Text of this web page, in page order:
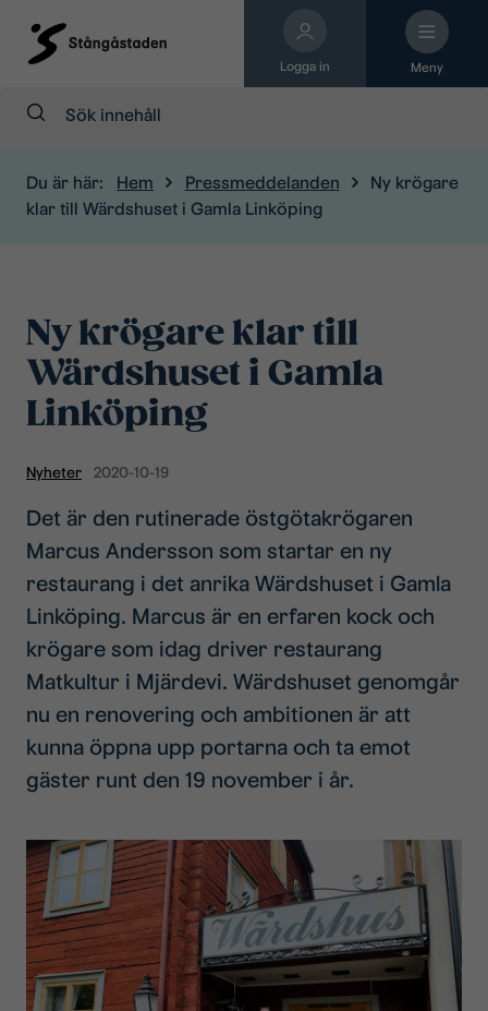
Logga in Meny
Sök:
Du är här: Hem Pressmeddelanden
Ny krögare
klar till Wärdshuset i Gamla Linköping
Ny krögare klar till
Wärdshuset i Gamla
Linköping
Nyheter 2020-10-19
Det är den rutinerade östgötakrögaren
Marcus Andersson som startar en ny
restaurang i det anrika Wärdshuset i Gamla
Linköping. Marcus är en erfaren kock och
krögare som idag driver restaurang
Matkultur i Mjärdevi. Wärdshuset genomgår
nu en renovering och ambitionen är att
kunna öppna upp portarna och ta emot
gäster runt den 19 november i år.